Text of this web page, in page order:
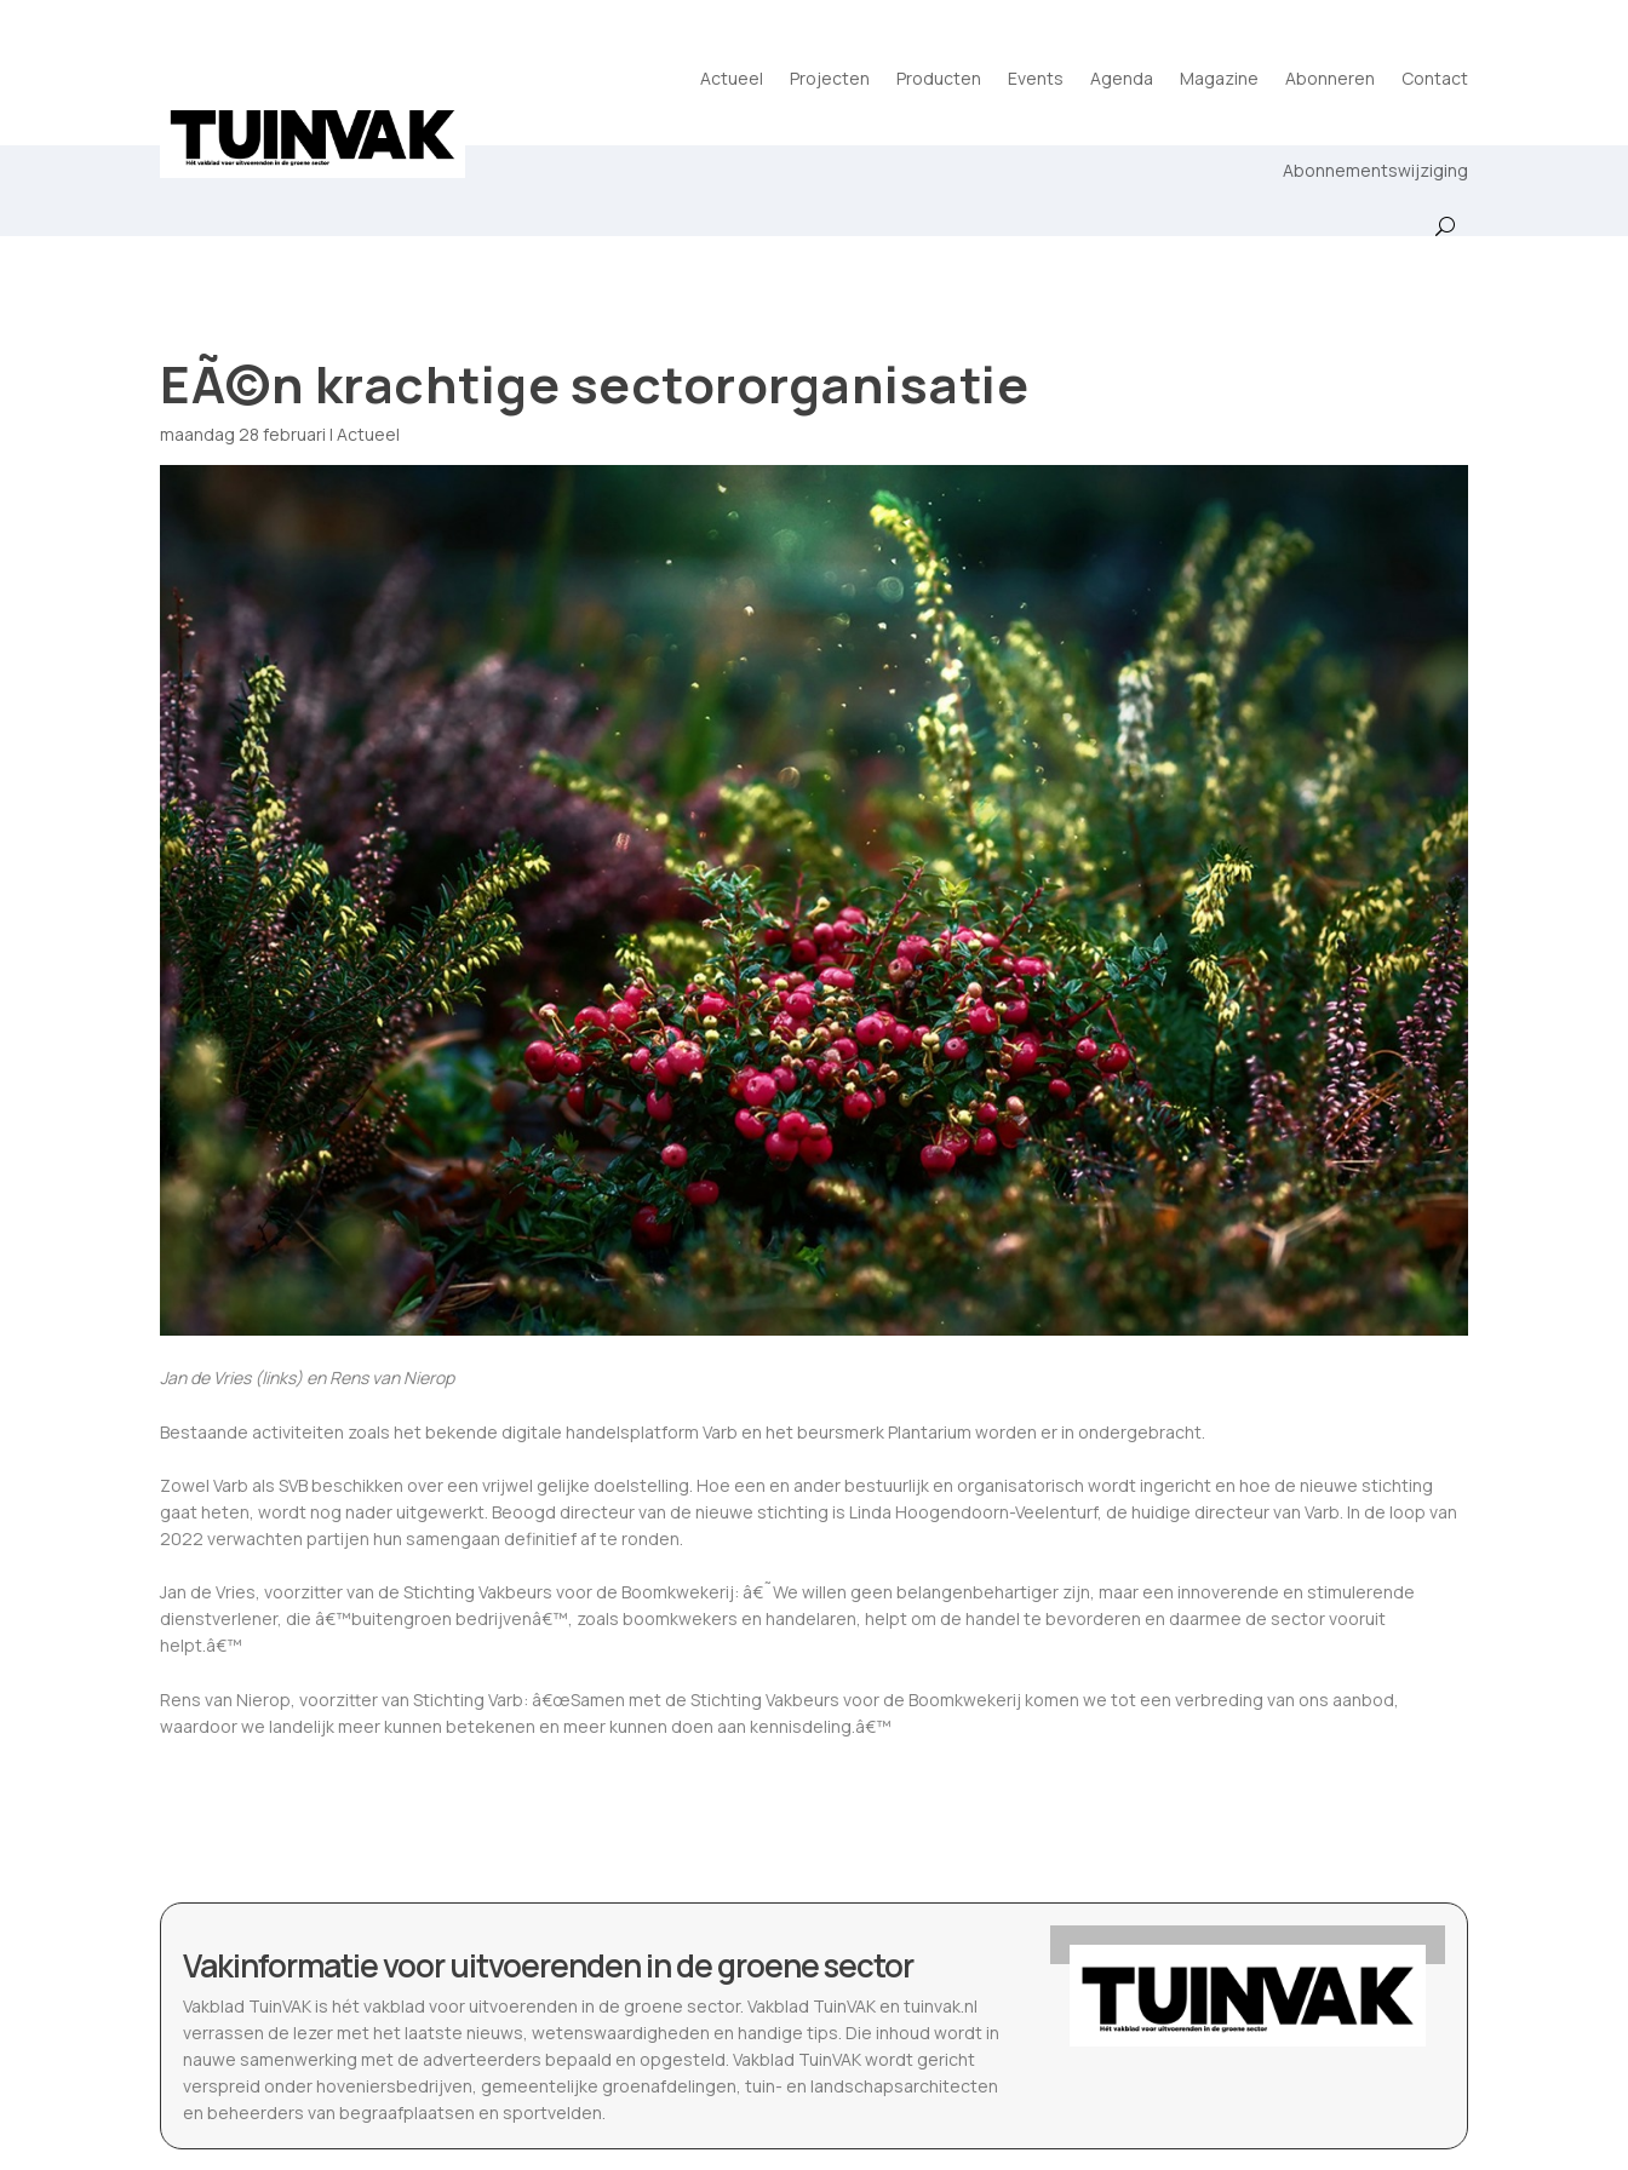
Actueel Projecten Producten Events Agenda Magazine Abonneren Contact
Abonnementswijziging
EÃ©n krachtige sectororganisatie
maandag 28 februari | Actueel
Jan de Vries (links) en Rens van Nierop
Bestaande activiteiten zoals het bekende digitale handelsplatform Varb en het beursmerk Plantarium worden er in ondergebracht.
Zowel Varb als SVB beschikken over een vrijwel gelijke doelstelling. Hoe een en ander bestuurlijk en organisatorisch wordt ingericht en hoe de nieuwe stichting
gaat heten, wordt nog nader uitgewerkt. Beoogd directeur van de nieuwe stichting is Linda Hoogendoorn-Veelenturf, de huidige directeur van Varb. In de loop van
2022 verwachten partijen hun samengaan definitief af te ronden.
Jan de Vries, voorzitter van de Stichting Vakbeurs voor de Boomkwekerij: â€˜We willen geen belangenbehartiger zijn, maar een innoverende en stimulerende
dienstverlener, die â€™buitengroen bedrijvenâ€™, zoals boomkwekers en handelaren, helpt om de handel te bevorderen en daarmee de sector vooruit
helpt.â€™
Rens van Nierop, voorzitter van Stichting Varb: â€œSamen met de Stichting Vakbeurs voor de Boomkwekerij komen we tot een verbreding van ons aanbod,
waardoor we landelijk meer kunnen betekenen en meer kunnen doen aan kennisdeling.â€™
Vakinformatie voor uitvoerenden in de groene sector
Vakblad TuinVAK is hét vakblad voor uitvoerenden in de groene sector. Vakblad TuinVAK en tuinvak.nl
verrassen de lezer met het laatste nieuws, wetenswaardigheden en handige tips. Die inhoud wordt in
nauwe samenwerking met de adverteerders bepaald en opgesteld. Vakblad TuinVAK wordt gericht
verspreid onder hoveniersbedrijven, gemeentelijke groenafdelingen, tuin- en landschapsarchitecten
en beheerders van begraafplaatsen en sportvelden.